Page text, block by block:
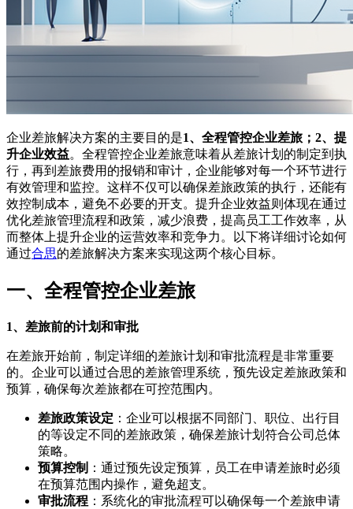
企业差旅解决方案的主要目的是1、全程管控企业差旅；2、提
升企业效益。全程管控企业差旅意味着从差旅计划的制定到执
行，再到差旅费用的报销和审计，企业能够对每一个环节进行
有效管理和监控。这样不仅可以确保差旅政策的执行，还能有
效控制成本，避免不必要的开支。提升企业效益则体现在通过
优化差旅管理流程和政策，减少浪费，提高员工工作效率，从
而整体上提升企业的运营效率和竞争力。以下将详细讨论如何
通过合思的差旅解决方案来实现这两个核心目标。
一、全程管控企业差旅
1、差旅前的计划和审批
在差旅开始前，制定详细的差旅计划和审批流程是非常重要
的。企业可以通过合思的差旅管理系统，预先设定差旅政策和
预算，确保每次差旅都在可控范围内。
差旅政策设定 ：企业可以根据不同部门、职位、出行目
的等设定不同的差旅政策，确保差旅计划符合公司总体
策略。
预算控制 ：通过预先设定预算，员工在申请差旅时必须
在预算范围内操作，避免超支。
审批流程 ：系统化的审批流程可以确保每一个差旅申请